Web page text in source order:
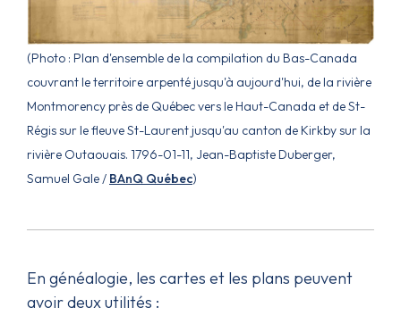
(Photo : Plan d'ensemble de la compilation du Bas-Canada
couvrant le territoire arpenté jusqu'à aujourd'hui, de la rivière
Montmorency près de Québec vers le Haut-Canada et de St-
Régis sur le fleuve St-Laurent jusqu'au canton de Kirkby sur la
rivière Outaouais. 1796-01-11, Jean-Baptiste Duberger,
Samuel Gale / BAnQ Québec)
En généalogie, les cartes et les plans peuvent
avoir deux utilités :